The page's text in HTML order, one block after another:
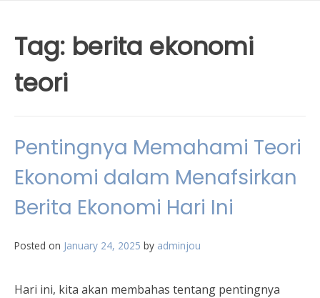
Tag: berita ekonomi
teori
Pentingnya Memahami Teori
Ekonomi dalam Menafsirkan
Berita Ekonomi Hari Ini
Posted on January 24, 2025 by adminjou
Hari ini, kita akan membahas tentang pentingnya